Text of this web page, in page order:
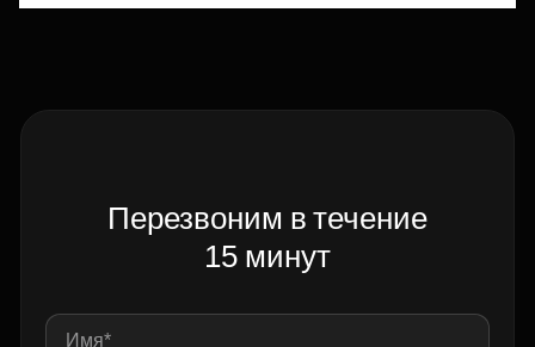
Перезвоним в течение
15 минут